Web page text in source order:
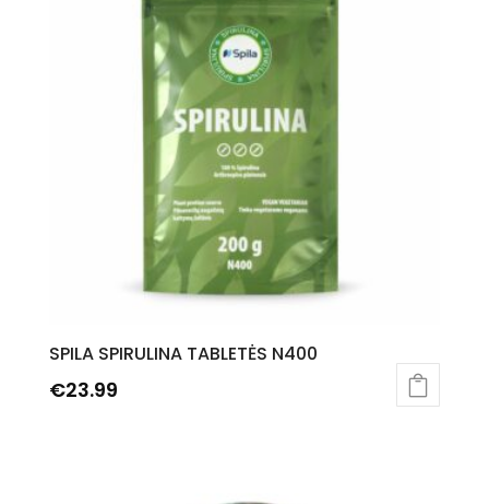
SPILA SPIRULINA TABLETĖS N400
€23.99